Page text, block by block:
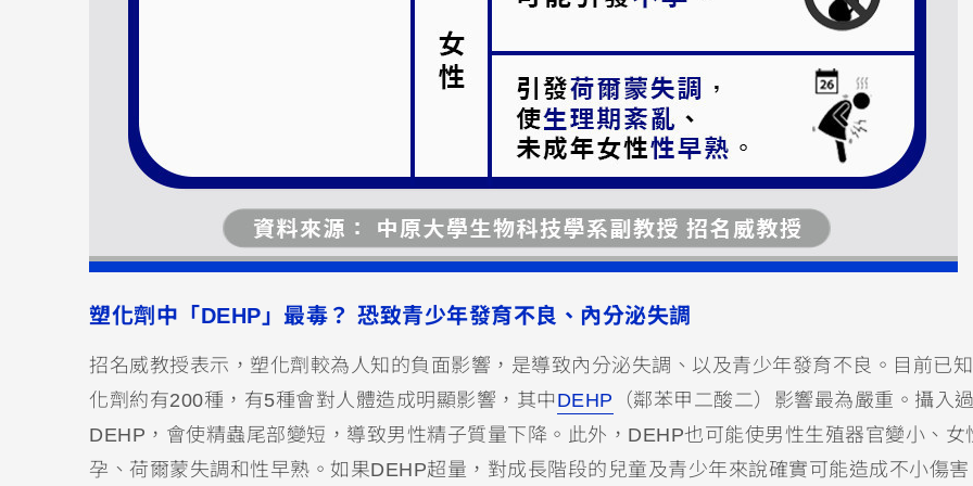
塑化劑中「DEHP」最毒？ 恐致青少年發育不良、內分泌失調
招名威教授表示，塑化劑較為人知的負面影響，是導致內分泌失調、以及青少年發育不良。目前已
化劑約有200種，有5種會對人體造成明顯影響，其中 DEHP （鄰苯甲二酸二）影響最為嚴重。攝入
DEHP，會使精蟲尾部變短，導致男性精子質量下降。此外，DEHP也可能使男性生殖器官變小、女
孕、荷爾蒙失調和性早熟。如果DEHP超量，對成長階段的兒童及青少年來說確實可能造成不小傷害